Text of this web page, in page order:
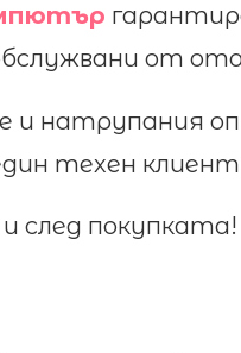
от
и натрупания
техен
след покупката!